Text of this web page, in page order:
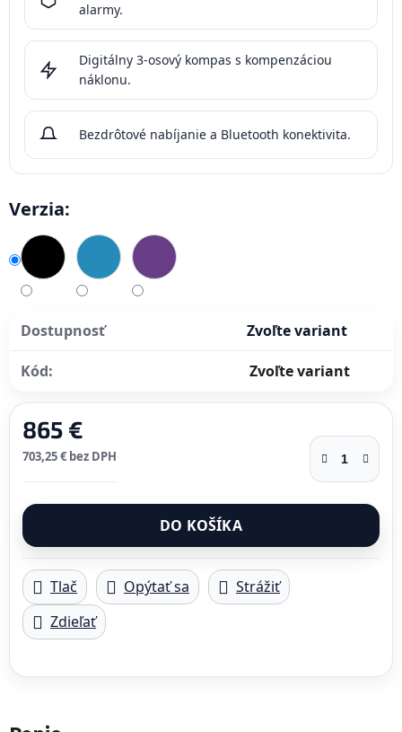
alarmy.
Digitálny 3-osový kompas s kompenzáciou
náklonu.
Bezdrôtové nabíjanie a Bluetooth konektivita.
Verzia:
Dostupnosť Zvoľte variant
Kód: Zvoľte variant
865 €
703,25 € bez DPH
DO KOŠÍKA
Tlač Opýtať sa
Strážiť
Zdieľať